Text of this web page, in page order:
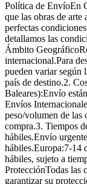
Política de EnvíoEn
que las obras de arte
perfectas
detallamos las
Ámbito
internacional.Para
pueden variar según
país de destino.2.
Baleares):Envío
Envíos
peso/volumen de las
compra.3. Tiempos
hábiles.Envío
hábiles.Europa:7-14
hábiles, sujeto a
ProtecciónTodas las
garantizar su